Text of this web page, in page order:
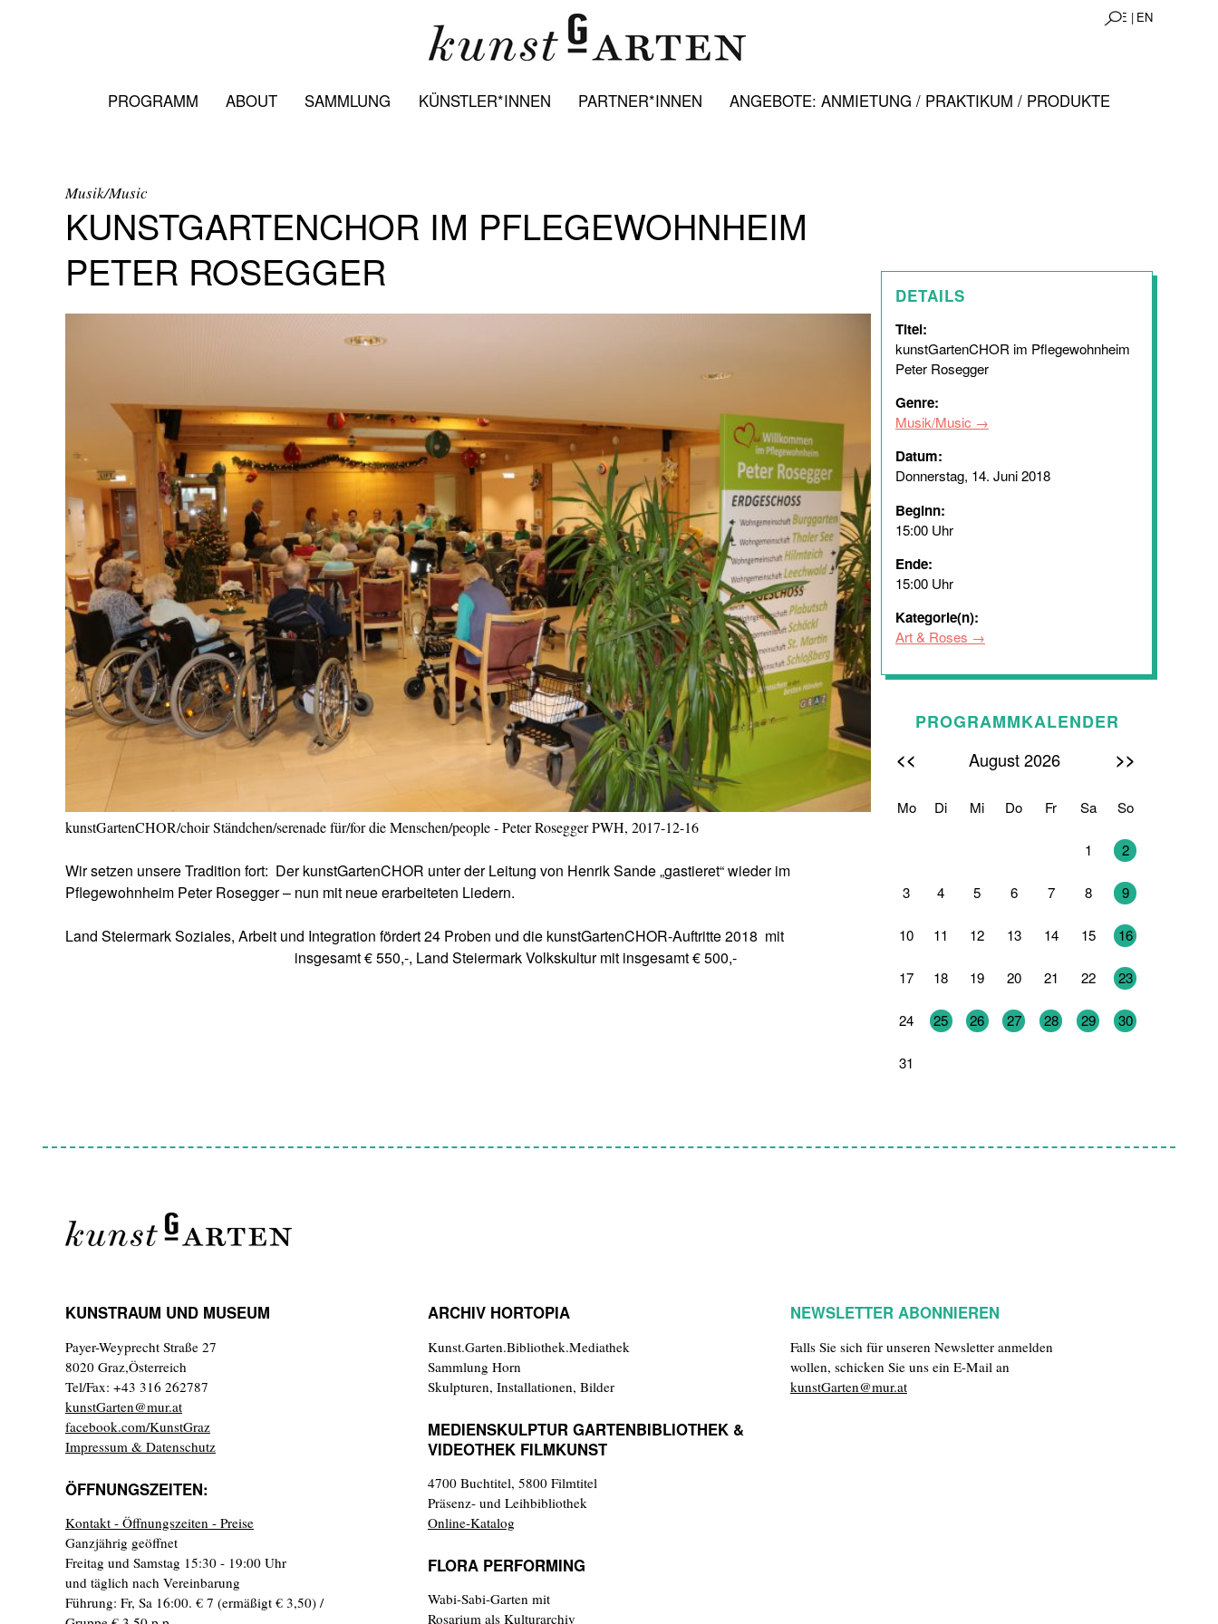
DE | EN
PROGRAMM ABOUT SAMMLUNG KÜNSTLER*INNEN PARTNER*INNEN ANGEBOTE: ANMIETUNG / PRAKTIKUM / PRODUKTE
Musik/Music
KUNSTGARTENCHOR IM PFLEGEWOHNHEIM
PETER ROSEGGER
kunstGartenCHOR/choir Ständchen/serenade für/for die Menschen/people - Peter Rosegger PWH, 2017-12-16
Wir setzen unsere Tradition fort: Der kunstGartenCHOR unter der Leitung von Henrik Sande „gastieret“ wieder im
Pflegewohnheim Peter Rosegger – nun mit neue erarbeiteten Liedern.
Land Steiermark Soziales, Arbeit und Integration fördert 24 Proben und die kunstGartenCHOR-Auftritte 2018 mit
insgesamt € 550,-, Land Steiermark Volkskultur mit insgesamt € 500,-
DETAILS
Titel:
kunstGartenCHOR im Pflegewohnheim
Peter Rosegger
Genre:
Musik/Music
Datum:
Donnerstag, 14. Juni 2018
Beginn:
15:00 Uhr
Ende:
15:00 Uhr
Kategorie(n):
Art & Roses
PROGRAMMKALENDER
<< August 2026 >>
Mo Di Mi Do Fr Sa So
1 2
3 4 5 6 7 8 9
10 11 12 13 14 15 16
17 18 19 20 21 22 23
24 25 26 27 28 29 30
31
KUNSTRAUM UND MUSEUM
Payer-Weyprecht Straße 27
8020 Graz,Österreich
Tel/Fax: +43 316 262787
kunstGarten@mur.at
facebook.com/KunstGraz
Impressum & Datenschutz
ÖFFNUNGSZEITEN:
Kontakt - Öffnungszeiten - Preise
Ganzjährig geöffnet
Freitag und Samstag 15:30 - 19:00 Uhr
und täglich nach Vereinbarung
Führung: Fr, Sa 16:00. € 7 (ermäßigt € 3,50) /
ARCHIV HORTOPIA
Kunst.Garten.Bibliothek.Mediathek
Sammlung Horn
Skulpturen, Installationen, Bilder
MEDIENSKULPTUR GARTENBIBLIOTHEK &
VIDEOTHEK FILMKUNST
4700 Buchtitel, 5800 Filmtitel
Präsenz- und Leihbibliothek
Online-Katalog
FLORA PERFORMING
Wabi-Sabi-Garten mit
Rosarium als Kulturarchiv
NEWSLETTER ABONNIEREN
Falls Sie sich für unseren Newsletter anmelden
wollen, schicken Sie uns ein E-Mail an
kunstGarten@mur.at